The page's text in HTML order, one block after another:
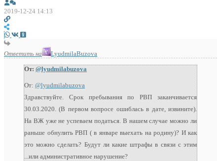
2019-12-24 14:13
Ответить на LyudmilaBuzova
От: @lyudmilabuzova
От: @lyudmilabuzova
Здравствуйте. Срок пребывания по РВП заканчивается
30.03.2020. (В первом вопросе ошиблась в дате, извините).
На ВЖ уже не успеваем податься. В нашем случае можно ли
раньше обнулить РВП ( в январе выехать на родину)? И как
это можно сделать? Будут ли какие штрафы в связи с этим
...или административное нарушение?